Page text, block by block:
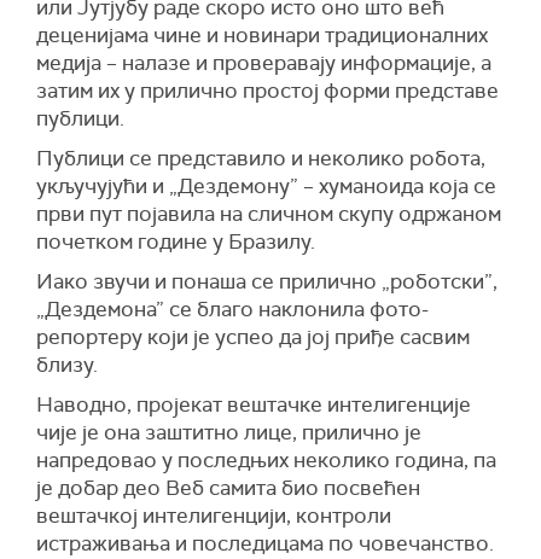
или Јутјубу раде скоро исто оно што већ
деценијама чине и новинари традиционалних
медија – налазе и проверавају информације, а
затим их у прилично простој форми представе
публици.
Публици се представило и неколико робота,
укључујући и „Дездемону” – хуманоида која се
први пут појавила на сличном скупу одржаном
почетком године у Бразилу.
Иако звучи и понаша се прилично „роботски”,
„Дездемона” се благо наклонила фото-
репортеру који је успео да јој приђе сасвим
близу.
Наводно, пројекат вештачке интелигенције
чије је она заштитно лице, прилично је
напредовао у последњих неколико година, па
је добар део Веб самита био посвећен
вештачкој интелигенцији, контроли
истраживања и последицама по човечанство.